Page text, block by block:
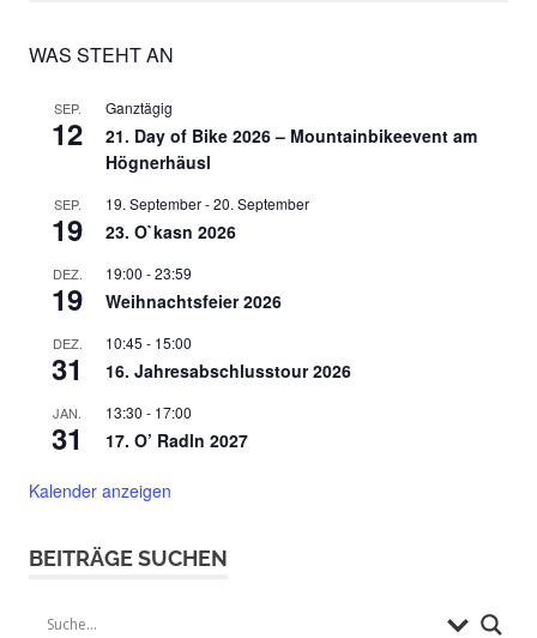
WAS STEHT AN
SEP.
12
Ganztägig
21. Day of Bike 2026 – Mountainbikeevent am
Högnerhäusl
SEP.
19
19. September-20. September
23. O`kasn 2026
DEZ.
19
19:00 -23:59
Weihnachtsfeier 2026
DEZ.
31
10:45 - 15:00
16. Jahresabschlusstour 2026
JAN.
31
13:30 - 17:00
17. O’ Radln 2027
Kalender anzeigen
BEITRÄGE SUCHEN